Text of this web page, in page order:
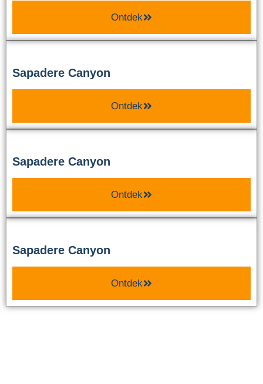
Ontdek
Sapadere Canyon
Ontdek
Sapadere Canyon
Ontdek
Sapadere Canyon
Ontdek